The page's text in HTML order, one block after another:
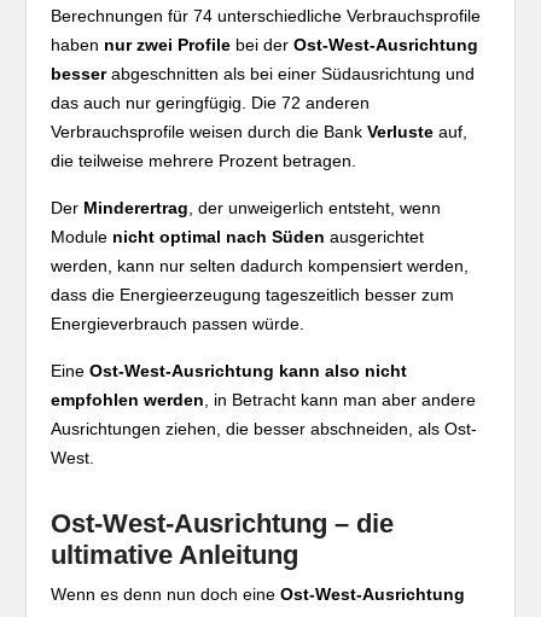
Berechnungen für 74 unterschiedliche Verbrauchsprofile
haben nur zwei Profile bei derOst-West-Ausrichtung
besserabgeschnitten als bei einer Südausrichtung und
das auch nur geringfügig. Die 72 anderen
Verbrauchsprofile weisen durch die BankVerluste auf,
die teilweise mehrere Prozent betragen.
Der Minderertrag , der unweigerlich entsteht, wenn
Module nicht optimal nach Süden ausgerichtet
werden, kann nur selten dadurch kompensiert werden,
dass die Energieerzeugung tageszeitlich besser zum
Energieverbrauch passen würde.
EineOst-West-Ausrichtung kann also nicht
empfohlen werden , in Betracht kann man aber andere
Ausrichtungen ziehen, die besser abschneiden, als Ost-
West.
Ost-West-Ausrichtung – die
ultimative Anleitung
Wenn es denn nun doch eineOst-West-Ausrichtung